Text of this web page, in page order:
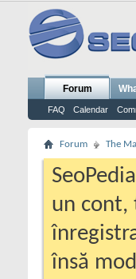
Forum
FAQ Calendar
Forum The
un cont,
însă